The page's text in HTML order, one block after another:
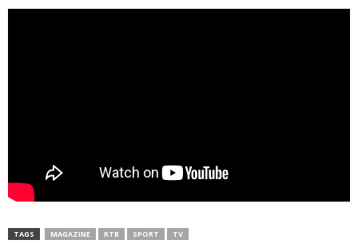
TAGS MAGAZINE RTB SPORT TV